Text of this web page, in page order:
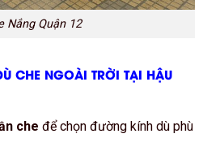
Nắng Quận 12
CHE NGOÀI TRỜI TẠI HẬU
che để chọn đường kính dù phù